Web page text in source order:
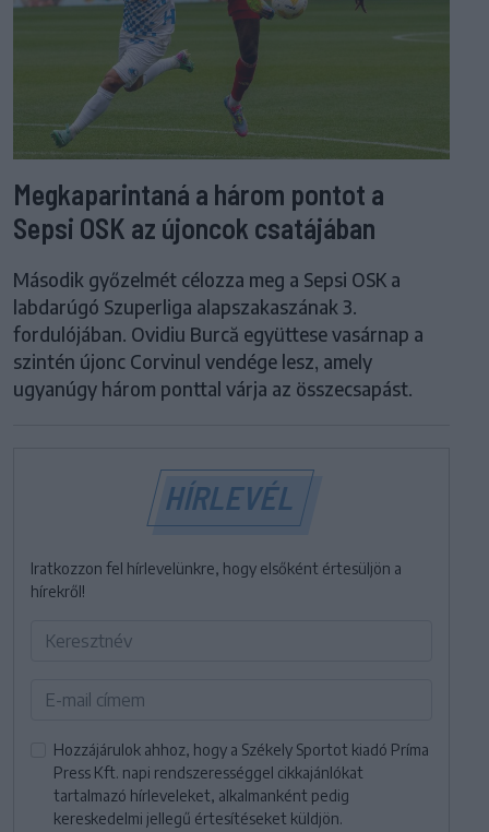
Megkaparintaná a három pontot a
Sepsi OSK az újoncok csatájában
Második győzelmét célozza meg a Sepsi OSK a
labdarúgó Szuperliga alapszakaszának 3.
fordulójában. Ovidiu Burcă együttese vasárnap a
szintén újonc Corvinul vendége lesz, amely
ugyanúgy három ponttal várja az összecsapást.
HÍRLEVÉL
Iratkozzon fel hírlevelünkre, hogy elsőként értesüljön a
hírekről!
Hozzájárulok ahhoz, hogy a Székely Sportot kiadó Príma
Press Kft. napi rendszerességgel cikkajánlókat
tartalmazó hírleveleket, alkalmanként pedig
kereskedelmi jellegű értesítéseket küldjön.